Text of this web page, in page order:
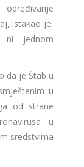
istakao je,
ni jednom
da je Štab u
u
od strane
u
sredstvima